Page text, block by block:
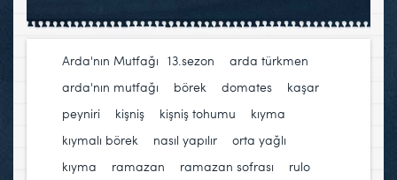
Arda'nın Mutfağı 13.sezon arda türkmen
arda'nın mutfağı
börek domates
kaşar
peyniri
kişniş kişniş tohumu kıyma
kıymalı börek
nasıl yapılır
orta yağlı
kıyma
ramazan ramazan sofrası
rulo